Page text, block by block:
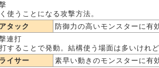
使うことになる攻撃方法。
タック
防御力の高いモンスターに有
連打
することで発動。結構使う場面は多いけれ
イサー
素早い動きのモンスターに有